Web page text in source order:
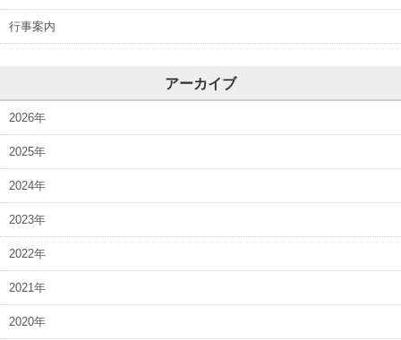
行事案内
アーカイブ
2026年
2025年
2024年
2023年
2022年
2021年
2020年